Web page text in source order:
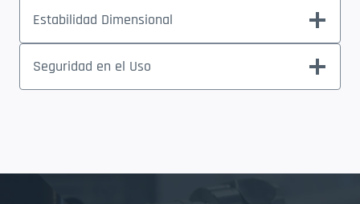
Estabilidad Dimensional
Seguridad en el Uso